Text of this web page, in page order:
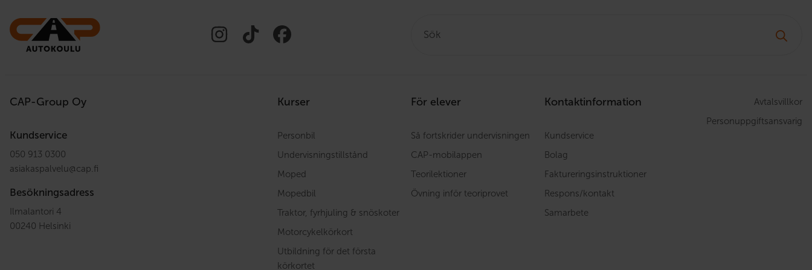
CAP-Group Oy
Kundservice
050 913 0300
asiakaspalvelu@cap.fi
Besökningsadress
Ilmalantori 4
00240 Helsinki
Kurser
Personbil
Undervisningstillstånd
Moped
Mopedbil
Traktor, fyrhjuling & snöskoter
Motorcykelkörkort
Utbildning för det första
körkortet
För elever
Så fortskrider undervisningen
CAP-mobilappen
Teorilektioner
Övning inför teoriprovet
Kontaktinformation
Kundservice
Bolag
Faktureringsinstruktioner
Respons/kontakt
Samarbete
Avtalsvillkor
Personuppgiftsansvarig